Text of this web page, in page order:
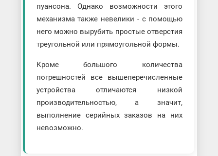
пуансона. Однако возможности этого
механизма также невелики - с помощью
него можно вырубить простые отверстия
треугольной или прямоугольной формы.
Кроме большого количества
погрешностей все вышеперечисленные
устройства отличаются низкой
производительностью, а значит,
выполнение серийных заказов на них
невозможно.